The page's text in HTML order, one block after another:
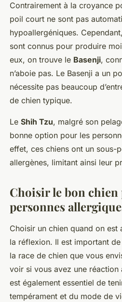
Contrairement à la croyance
poil court ne sont pas
hypoallergéniques.
sont connus pour produire
eux, on trouve le Basenji,
n’aboie pas. Le Basenji a un
nécessite pas beaucoup
de chien typique.
Le Shih Tzu, malgré son
bonne option pour les
effet, ces chiens ont un sous-
allergènes, limitant ainsi leur
Choisir le bon chien
personnes
Choisir un chien quand on est
la réflexion. Il est important
la race de chien que vous
voir si vous avez une réaction
est également essentiel de
tempérament et du mode de